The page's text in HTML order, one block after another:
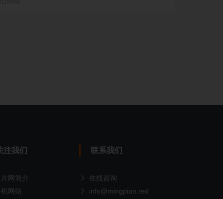
注我们
网简介
网站
联系我们
在线咨询
info@mingpian.red